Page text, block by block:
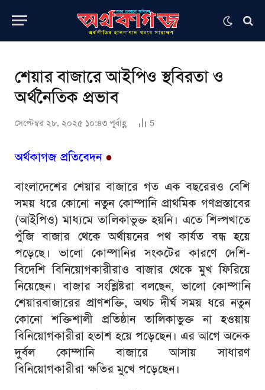
শেয়ার বাজারে আইপিও স্থবিরতা ও
অর্থনৈতিক প্রভাব
সেপ্টেম্বর ২৮, ২০২৫ ১০:৪৩ পূর্বাহ্ণ 5
অর্থকাগজ প্রতিবেদন ●
বাংলাদেশের শেয়ার বাজারে গত এক বছরেরও বেশি
সময় ধরে কোনো নতুন কোম্পানি প্রাথমিক গণপ্রস্তাবের
(আইপিও) মাধ্যমে তালিকাভুক্ত হয়নি। এতে শিল্পখাতে
পুঁজি বাজার থেকে অর্থায়নের পথ কার্যত বন্ধ হয়ে
পড়েছে। ভালো কোম্পানির সংকটের কারণে দেশি-
বিদেশি বিনিয়োগকারীরাও বাজার থেকে মুখ ফিরিয়ে
নিয়েছেন। বাজার সংশ্লিষ্টরা বলছেন, ভালো কোম্পানি
শেয়ারবাজারের প্রাণশক্তি, অথচ দীর্ঘ সময় ধরে নতুন
কোনো শক্তিশালী প্রতিষ্ঠান তালিকাভুক্ত না হওয়ায়
বিনিয়োগকারীরা হতাশ হয়ে পড়েছেন। এর আগে অনেক
দুর্বল কোম্পানি বাজারে আসায় সাধারণ
বিনিয়োগকারীরা ক্ষতির মুখে পড়েছেন।